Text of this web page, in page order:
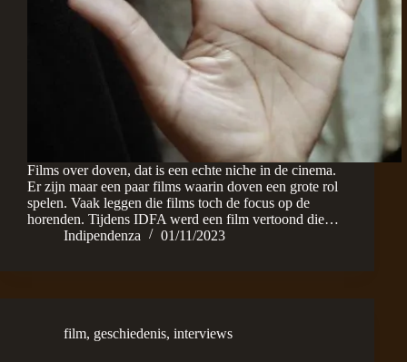
Films over doven, dat is een echte niche in de cinema.
Er zijn maar een paar films waarin doven een grote rol
spelen. Vaak leggen die films toch de focus op de
horenden. Tijdens IDFA werd een film vertoond die…
Indipendenza
01/11/2023
film, geschiedenis, interviews